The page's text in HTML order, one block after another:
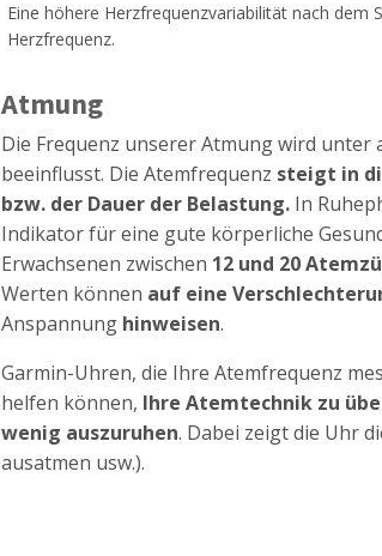
Eine höhere Herzfrequenzvariabilität nach dem
Herzfrequenz.
Atmung
Die Frequenz unserer Atmung wird
beeinflusst. Die Atemfrequenz steigt in
bzw. der Dauer der Belastung. In
Indikator für eine gute körperliche
Erwachsenen zwischen 12 und 20
Werten können auf eine
Anspannung hinweisen.
Garmin-Uhren, die Ihre Atemfrequenz
helfen können, Ihre Atemtechnik zu
wenig auszuruhen. Dabei zeigt die Uhr
ausatmen usw.).